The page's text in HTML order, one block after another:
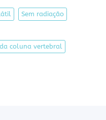
Sem radiação
coluna vertebral